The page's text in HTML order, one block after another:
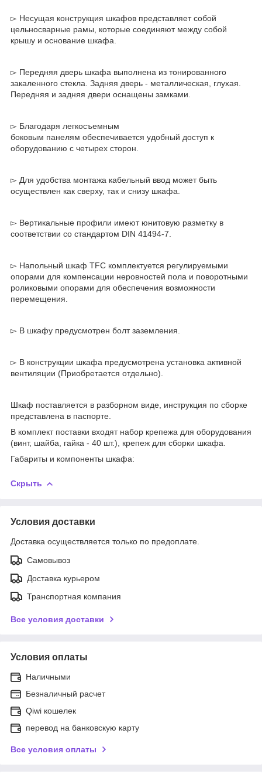
▻ Несущая конструкция шкафов представляет собой
цельносварные рамы, которые соединяют между собой
крышу и основание шкафа.
▻ Передняя дверь шкафа выполнена из тонированного
закаленного стекла. Задняя дверь - металлическая, глухая.
Передняя и задняя двери оснащены замками.
▻ Благодаря легкосъемным
боковым панелям обеспечивается удобный доступ к
оборудованию с четырех сторон.
▻ Для удобства монтажа кабельный ввод может быть
осуществлен как сверху, так и снизу шкафа.
▻ Вертикальные профили имеют юнитовую разметку в
соответствии со стандартом DIN 41494-7.
▻ Напольный шкаф TFC комплектуется регулируемыми
опорами для компенсации неровностей пола и поворотными
роликовыми опорами для обеспечения возможности
перемещения.
▻ В шкафу предусмотрен болт заземления.
▻ В конструкции шкафа предусмотрена установка активной
вентиляции (Приобретается отдельно).
Шкаф поставляется в разборном виде, инструкция по сборке
представлена в паспорте.
В комплект поставки входят набор крепежа для оборудования
(винт, шайба, гайка - 40 шт.), крепеж для сборки шкафа.
Габариты и компоненты шкафа:
Скрыть
Условия доставки
Доставка осуществляется только по предоплате.
Самовывоз
Доставка курьером
Транспортная компания
Все условия доставки
Условия оплаты
Наличными
Безналичный расчет
Qiwi кошелек
перевод на банковскую карту
Все условия оплаты